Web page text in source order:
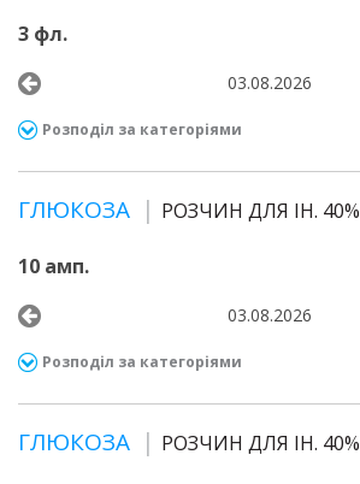
3 фл.
03.08.2026
Розподіл за категоріями
ГЛЮКОЗА РОЗЧИН ДЛЯ ІН. 40%
10 амп.
03.08.2026
Розподіл за категоріями
ГЛЮКОЗА РОЗЧИН ДЛЯ ІН. 40%